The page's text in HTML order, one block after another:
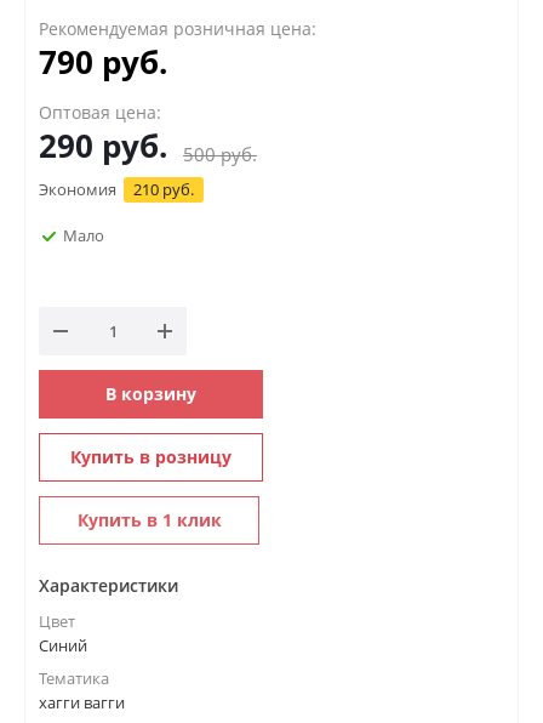
Рекомендуемая розничная цена:
790 руб.
Оптовая цена:
290 руб. 500руб.
Экономия 210 руб.
Мало
В корзину
Купить в розницу
Купить в 1 клик
Характеристики
Цвет
Синий
Тематика
хагги вагги